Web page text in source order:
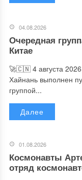
04.08.2026
Очередная
Китае
🚀🇨🇳 4 августа
Хайнань выполнен
группой...
Далее
01.08.2026
Космонавты
отряд